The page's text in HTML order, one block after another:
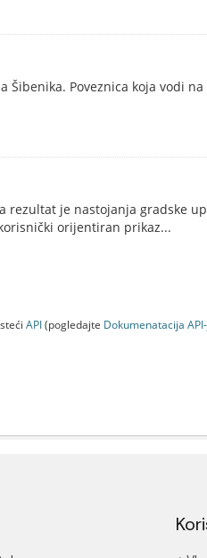
Šibenika. Poveznica koja vodi
rezultat je nastojanja gradske
orijentiran prikaz...
API(pogledajte Dokumenаtаcijа